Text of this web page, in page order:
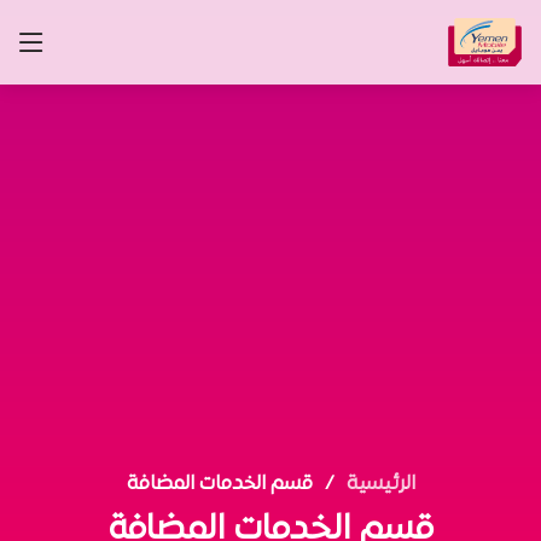
الرئيسية قسم الخدمات المضافة
قسم الخدمات المضافة